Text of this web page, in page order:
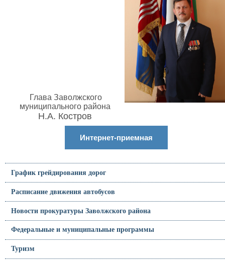
Глава Заволжского
муниципального района
Н.А. Костров
Интернет-приемная
График грейдирования дорог
Расписание движения автобусов
Новости прокуратуры Заволжского района
Федеральные и муниципальные программы
Туризм